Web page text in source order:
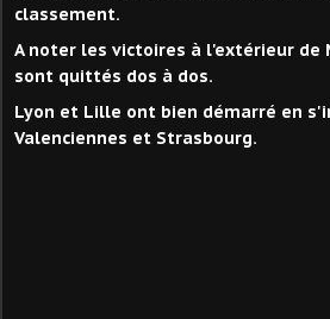
classement.
A noter les victoires à l'extérieur de
sont quittés dos à dos.
Lyon et Lille ont bien démarré en
Valenciennes et Strasbourg.